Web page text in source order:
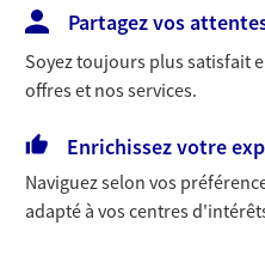
Partagez vos
Soyez toujours plus satisfait
offres et nos services.
Enrichissez votre
Naviguez selon vos
adapté à vos centres